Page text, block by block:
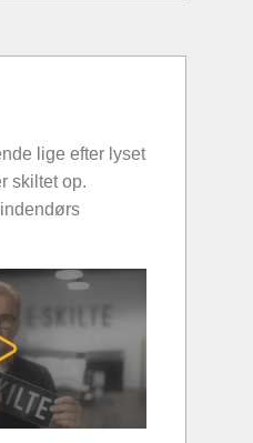
lige efter lyset
skiltet op.